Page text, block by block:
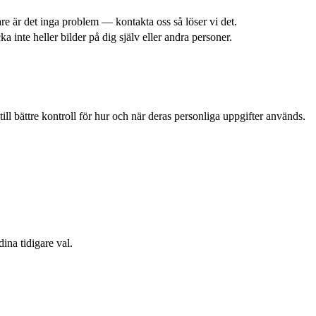
är det inga problem — kontakta oss så löser vi det.
inte heller bilder på dig själv eller andra personer.
bättre kontroll för hur och när deras personliga uppgifter används.
tidigare val.